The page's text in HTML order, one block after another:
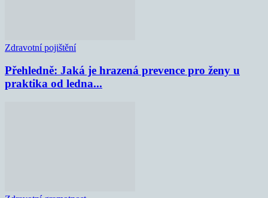
Zdravotní pojištění
Přehledně: Jaká je hrazená prevence pro ženy u
praktika od ledna...